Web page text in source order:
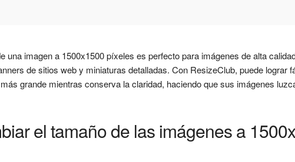
una imagen a 1500x1500 píxeles es perfecto para imágenes de alta
de sitios web y miniaturas detalladas. Con ResizeClub, puede lograr
grande mientras conserva la claridad, haciendo que sus imágenes
el tamaño de las imágenes a